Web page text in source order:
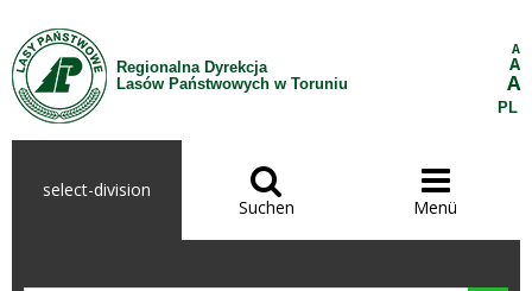
Zum Inhalt wechseln
Regionalna Dyrekcja
Lasów Państwowych w Toruniu
A
A
A
PL
select-division 
Suchen

Menü